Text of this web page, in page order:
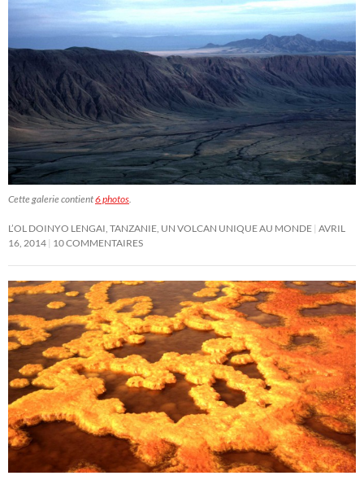
Cette galerie contient6 photos
L’OL DOINYO LENGAI, TANZANIE, UN VOLCAN UNIQUE AU MONDE AVRIL
16, 2014 10 COMMENTAIRES